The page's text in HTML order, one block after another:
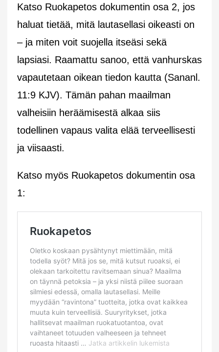
Katso Ruokapetos dokumentin osa 2, jos
haluat tietää, mitä lautasellasi oikeasti on
– ja miten voit suojella itseäsi sekä
lapsiasi. Raamattu sanoo, että vanhurskas
vapautetaan oikean tiedon kautta (Sananl.
11:9 KJV). Tämän pahan maailman
valheisiin heräämisestä alkaa siis
todellinen vapaus valita elää terveellisesti
ja viisaasti.
Katso myös Ruokapetos dokumentin osa
1: